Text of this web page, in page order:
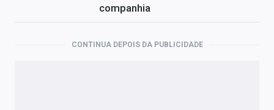
companhia
CONTINUA DEPOIS DA PUBLICIDADE